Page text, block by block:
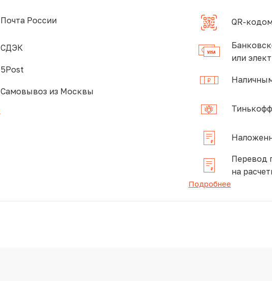
Почта России
СДЭК
5Post
Самовывоз из Москвы
QR-
или
Перевод
на
Подробнее